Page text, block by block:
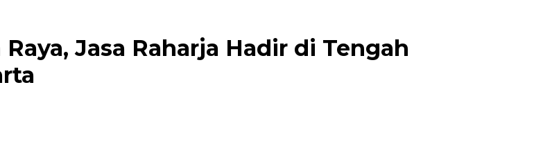
Jasa Raharja Hadir di Tengah